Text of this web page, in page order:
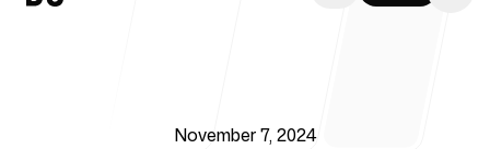
November 7, 2024